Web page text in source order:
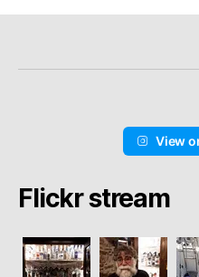
View
Flickr stream